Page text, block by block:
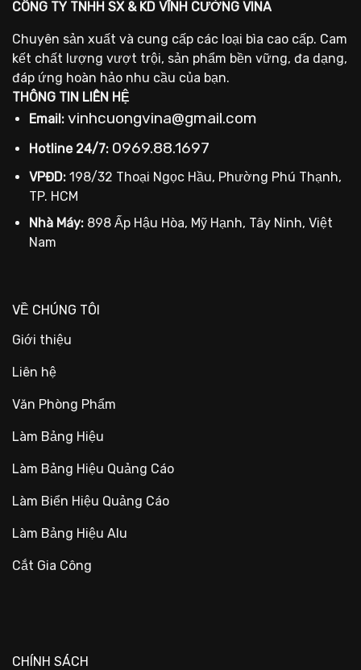
CÔNG TY TNHH SX & KD VĨNH CƯỜNG VINA
Chuyên sản xuất và cung cấp các loại bìa cao cấp. Cam
kết chất lượng vượt trội, sản phẩm bền vững, đa dạng,
đáp ứng hoàn hảo nhu cầu của bạn.
THÔNG TIN LIÊN HỆ
Email: vinhcuongvina@gmail.com
Hotline 24/7: 0969.88.1697
VPĐD: 198/32 Thoại Ngọc Hầu, Phường Phú Thạnh,
TP. HCM
Nhà Máy: 898 Ấp Hậu Hòa, Mỹ Hạnh, Tây Ninh, Việt
Nam
VỀ CHÚNG TÔI
Giới thiệu
Liên hệ
Văn Phòng Phẩm
Làm Bảng Hiệu
Làm Bảng Hiệu Quảng Cáo
Làm Biển Hiệu Quảng Cáo
Làm Bảng Hiệu Alu
Cắt Gia Công
CHÍNH SÁCH